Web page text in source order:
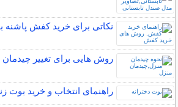
نکاتی برای خرید کفش پاشنه
روش هایی برای تغییر
راهنمای انتخاب و خرید بوت